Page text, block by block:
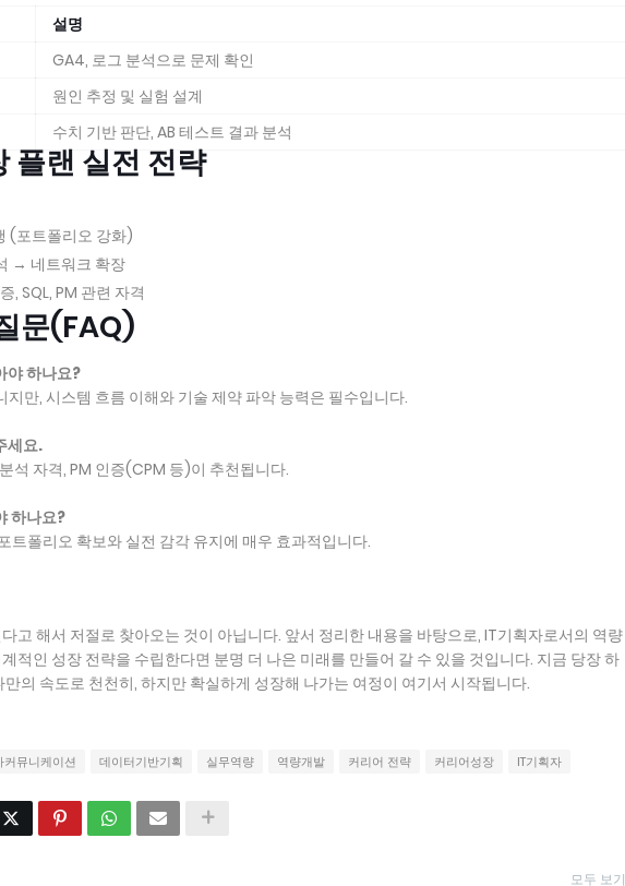
설명
GA4, 로그 분석으로 문제 확인
원인 추정 및 실험 설계
수치 기반 판단, AB 테스트 결과 분석
플랜 실전 전략
(포트폴리오 강화)
→ 네트워크 확장
, SQL, PM 관련 자격
문(FAQ)
야 하나요?
만, 시스템 흐름 이해와 기술 제약 파악 능력은 필수입니다.
세요.
석 자격, PM 인증(CPM 등)이 추천됩니다.
하나요?
트폴리오 확보와 실전 감각 유지에 매우 효과적입니다.
고 해서 저절로 찾아오는 것이 아닙니다. 앞서 정리한 내용을 바탕으로, IT기획자로서의 역량
적인 성장 전략을 수립한다면 분명 더 나은 미래를 만들어 갈 수 있을 것입니다. 지금 당장 하
의 속도로 천천히, 하지만 확실하게 성장해 나가는 여정이 여기서 시작됩니다.
커뮤니케이션 데이터기반기획 실무역량 역량개발 커리어 전략 커리어성장 IT기획자
모두 보기